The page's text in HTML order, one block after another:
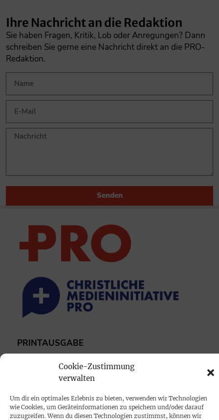
Cookie-Zustimmung
verwalten
Um dir ein optimales Erlebnis zu bieten, verwenden wir Technologien
wie Cookies, um Geräteinformationen zu speichern und/oder darauf
zuzugreifen. Wenn du diesen Technologien zustimmst, können wir
Ihre Nachricht an die Redaktion
Sie haben Fragen, Kritik, Lob oder Anregungen? Dann
schreiben Sie gerne eine Nachricht direkt an die PRO-
Redaktion.
Senden
PRINTAUSGABE
Impressum